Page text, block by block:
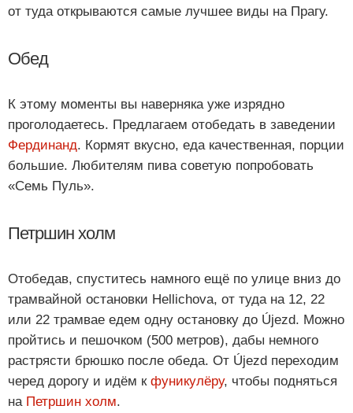
от туда открываются самые лучшее виды на Прагу.
Обед
К этому моменты вы наверняка уже изрядно
проголодаетесь. Предлагаем отобедать в заведении
Фердинанд. Кормят вкусно, еда качественная, порции
большие. Любителям пива советую попробовать
«Семь Пуль».
Петршин холм
Отобедав, спуститесь намного ещё по улице вниз до
трамвайной остановки Hellichova, от туда на 12, 22
или 22 трамвае едем одну остановку до Újezd. Можно
пройтись и пешочком (500 метров), дабы немного
растрясти брюшко после обеда. От Újezd переходим
черед дорогу и идём к фуникулёру, чтобы подняться
на Петршин холм.